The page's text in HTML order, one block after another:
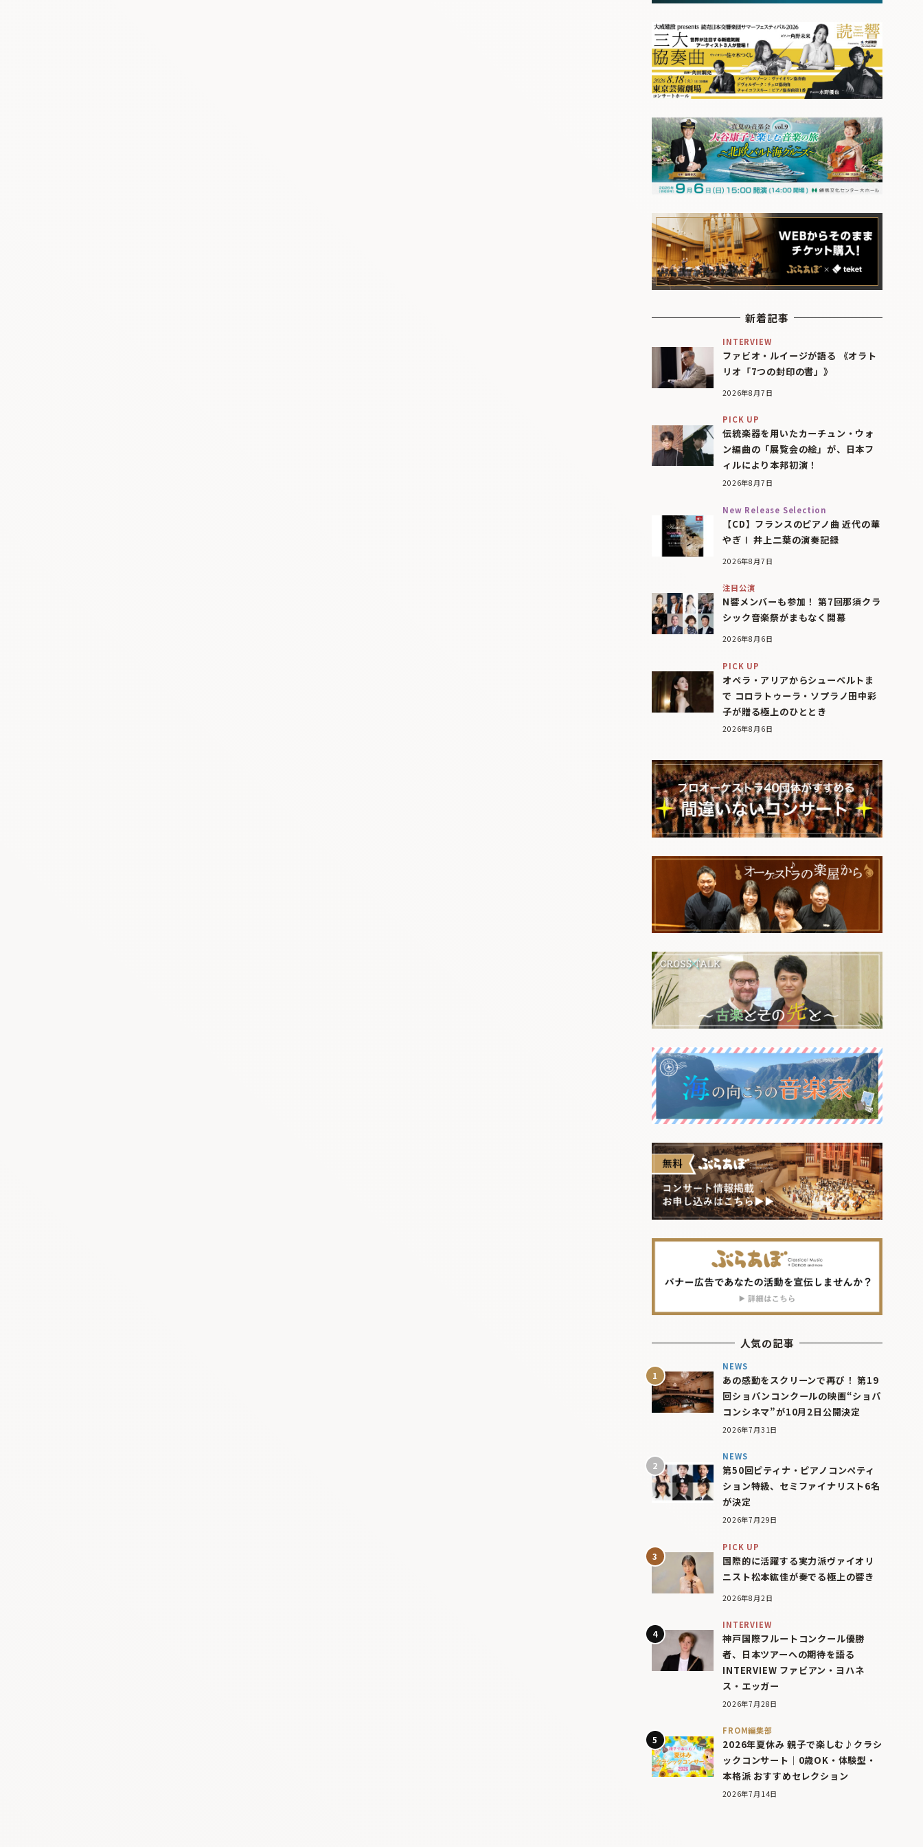
新着記事
INTERVIEW
ファビオ・ルイージが語る 《オラト
リオ「7つの封印の書」》
2026年8月7日
PICK UP
伝統楽器を用いたカーチュン・ウォ
ン編曲の「展覧会の絵」が、日本フ
ィルにより本邦初演！
2026年8月7日
New Release Selection
【CD】フランスのピアノ曲 近代の華
やぎⅠ 井上二葉の演奏記録
2026年8月7日
注目公演
N響メンバーも参加！ 第7回那須クラ
シック音楽祭がまもなく開幕
2026年8月6日
PICK UP
オペラ・アリアからシューベルトま
で コロラトゥーラ・ソプラノ田中彩
子が贈る極上のひととき
2026年8月6日
人気の記事
NEWS
あの感動をスクリーンで再び！ 第19
回ショパンコンクールの映画“ショパ
コンシネマ”が10月2日公開決定
2026年7月31日
NEWS
第50回ピティナ・ピアノコンペティ
ション特級、セミファイナリスト6名
が決定
2026年7月29日
PICK UP
国際的に活躍する実力派ヴァイオリ
ニスト松本紘佳が奏でる極上の響き
2026年8月2日
INTERVIEW
神戸国際フルートコンクール優勝
者、日本ツアーへの期待を語る
INTERVIEW ファビアン・ヨハネ
ス・エッガー
2026年7月28日
FROM編集部
2026年夏休み 親子で楽しむ♪クラシ
ックコンサート｜0歳OK・体験型・
本格派 おすすめセレクション
2026年7月14日